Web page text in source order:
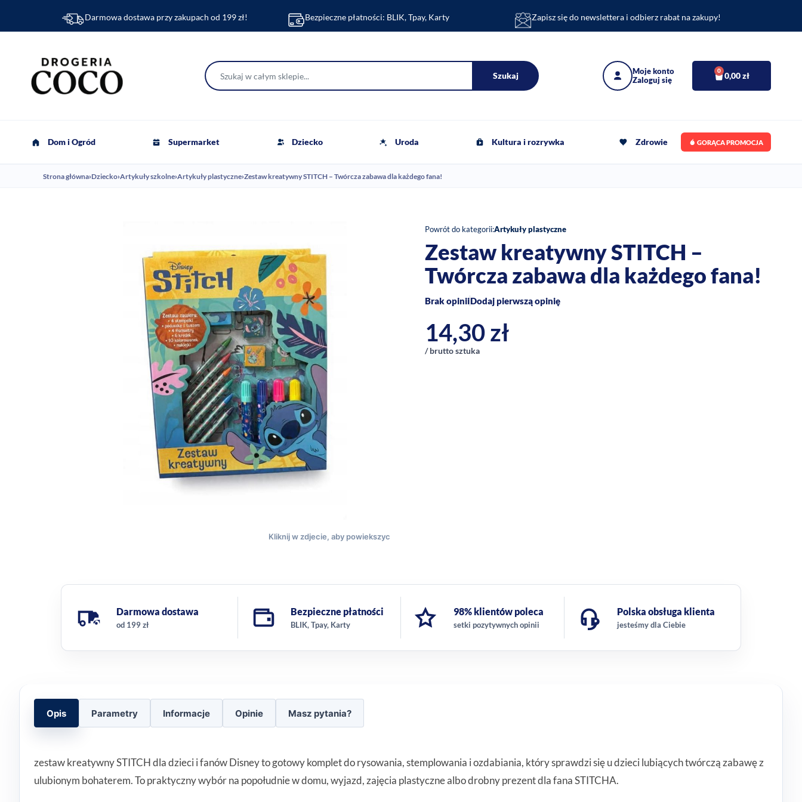
Darmowa dostawa przy zakupach od 199 zł! Bezpieczne płatności: BLIK, Tpay, Karty Zapisz się do newslettera i odbierz rabat na zakupy!
Szukaj 0,00zł
0
Dom i Ogród Supermarket Dziecko Uroda Kultura i rozrywka Zdrowie GORĄCA PROMOCJA
Strona główna›Dziecko›Artykuły szkolne›Artykuły plastyczne›Zestaw kreatywny STITCH – Twórcza zabawa dla każdego fana!
Powrót do kategorii:Artykuły plastyczne
Zestaw kreatywny STITCH –
Twórcza zabawa dla każdego fana!
Brak opiniiDodaj pierwszą opinię
14,30zł
/ brutto sztuka
Darmowa dostawa
od 199 zł
Bezpieczne płatności
BLIK, Tpay, Karty
98% klientów poleca
setki pozytywnych opinii
Polska obsługa klienta
jesteśmy dla Ciebie
Opis Parametry Informacje Opinie Masz pytania?
zestaw kreatywny STITCH dla dzieci i fanów Disney to gotowy komplet do rysowania, stemplowania i ozdabiania, który sprawdzi się u dzieci lubiących twórczą zabawę z
ulubionym bohaterem. To praktyczny wybór na popołudnie w domu, wyjazd, zajęcia plastyczne albo drobny prezent dla fana STITCHA.